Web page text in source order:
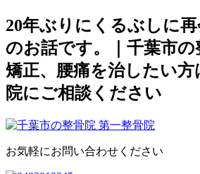
20年ぶりにくるぶしに
のお話です。｜千葉市
矯正、腰痛を治したい方
院にご相談ください
お気軽にお問い合わせください